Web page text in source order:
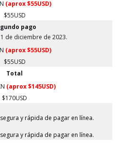
(aprox $55USD)
$55USD
pago
de diciembre de 2023.
(aprox $55USD)
$55USD
Total
(aprox $145USD)
$170USD